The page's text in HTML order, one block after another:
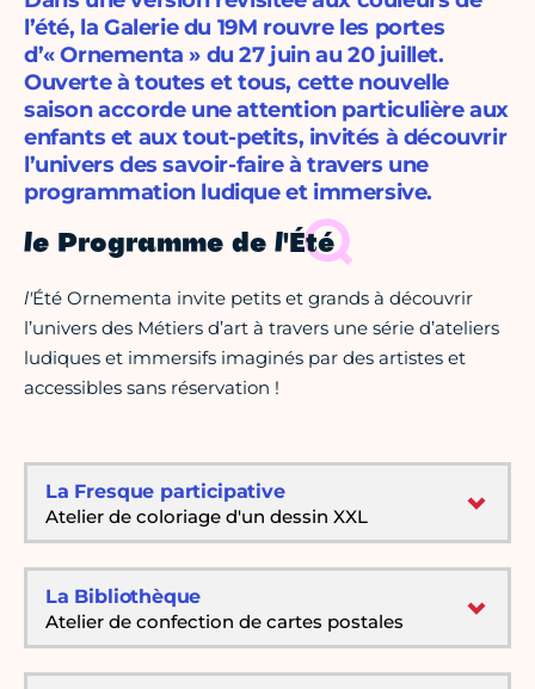
l’été, la Galerie du 19M rouvre les portes
d’« Ornementa » du 27 juin au 20 juillet.
Ouverte à toutes et tous, cette nouvelle
saison accorde une attention particulière aux
enfants et aux tout-petits, invités à découvrir
l’univers des savoir-faire à travers une
programmation ludique et immersive.
le Programme de l'Été
l'Été Ornementa invite petits et grands à découvrir
l’univers des Métiers d’art à travers une série d’ateliers
ludiques et immersifs imaginés par des artistes et
accessibles sans réservation !
La Fresque participative
Atelier de coloriage d'un dessin XXL
La Bibliothèque
Atelier de confection de cartes postales